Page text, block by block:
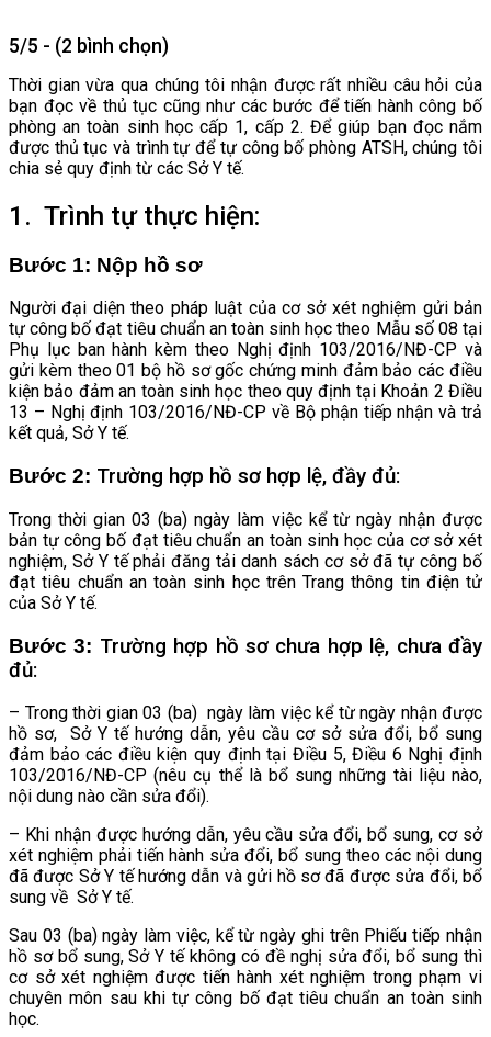
5/5 - (2 bình chọn)
Thời gian vừa qua chúng tôi nhận được rất nhiều câu hỏi của
bạn đọc về thủ tục cũng như các bước để tiến hành công bố
phòng an toàn sinh học cấp 1, cấp 2. Để giúp bạn đọc nắm
được thủ tục và trình tự để tự công bố phòng ATSH, chúng tôi
chia sẻ quy định từ các Sở Y tế.
1. Trình tự thực hiện:
Bước 1: Nộp hồ sơ
Người đại diện theo pháp luật của cơ sở xét nghiệm gửi bản
tự công bố đạt tiêu chuẩn an toàn sinh học theo Mẫu số 08 tại
Phụ lục ban hành kèm theo Nghị định 103/2016/NĐ-CP và
gửi kèm theo 01 bộ hồ sơ gốc chứng minh đảm bảo các điều
kiện bảo đảm an toàn sinh học theo quy định tại Khoản 2 Điều
13 – Nghị định 103/2016/NĐ-CP về Bộ phận tiếp nhận và trả
kết quả, Sở Y tế.
Bước 2: Trường hợp hồ sơ hợp lệ, đầy đủ:
Trong thời gian 03 (ba) ngày làm việc kể từ ngày nhận được
bản tự công bố đạt tiêu chuẩn an toàn sinh học của cơ sở xét
nghiệm, Sở Y tế phải đăng tải danh sách cơ sở đã tự công bố
đạt tiêu chuẩn an toàn sinh học trên Trang thông tin điện tử
của Sở Y tế.
Bước 3: Trường hợp hồ sơ chưa hợp lệ, chưa đầy
đủ:
– Trong thời gian 03 (ba) ngày làm việc kể từ ngày nhận được
hồ sơ, Sở Y tế hướng dẫn, yêu cầu cơ sở sửa đổi, bổ sung
đảm bảo các điều kiện quy định tại Điều 5, Điều 6 Nghị định
103/2016/NĐ-CP (nêu cụ thể là bổ sung những tài liệu nào,
nội dung nào cần sửa đổi).
– Khi nhận được hướng dẫn, yêu cầu sửa đổi, bổ sung, cơ sở
xét nghiệm phải tiến hành sửa đổi, bổ sung theo các nội dung
đã được Sở Y tế hướng dẫn và gửi hồ sơ đã được sửa đổi, bổ
sung về Sở Y tế.
Sau 03 (ba) ngày làm việc, kể từ ngày ghi trên Phiếu tiếp nhận
hồ sơ bổ sung, Sở Y tế không có đề nghị sửa đổi, bổ sung thì
cơ sở xét nghiệm được tiến hành xét nghiệm trong phạm vi
chuyên môn sau khi tự công bố đạt tiêu chuẩn an toàn sinh
học.